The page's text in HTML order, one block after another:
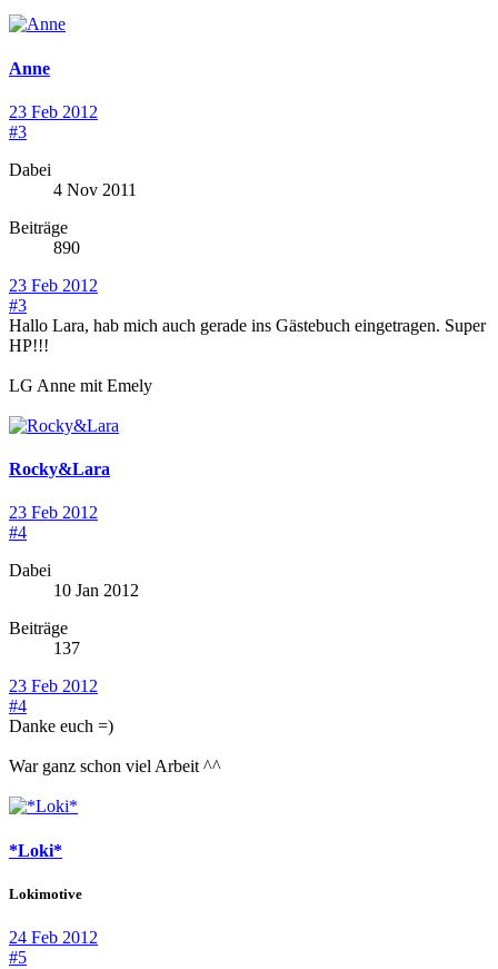
Anne
23 Feb 2012
#3
Dabei
4 Nov 2011
Beiträge
890
23 Feb 2012
#3
Hallo Lara, hab mich auch gerade ins Gästebuch eingetragen. Super
HP!!!
LG Anne mit Emely
Rocky&Lara
23 Feb 2012
#4
Dabei
10 Jan 2012
Beiträge
137
23 Feb 2012
#4
Danke euch =)
War ganz schon viel Arbeit ^^
*Loki*
Lokimotive
24 Feb 2012
#5